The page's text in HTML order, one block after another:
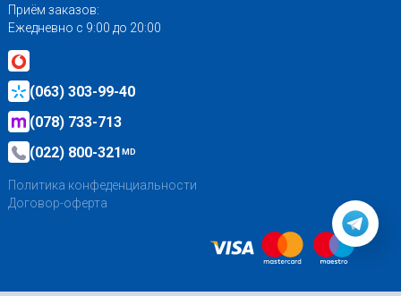
Приём заказов:
Ежедневно с 9:00 до 20:00
(063) 303-99-40
(078) 733-713
(022) 800-321MD
Политика конфеденциальности
Договор-оферта